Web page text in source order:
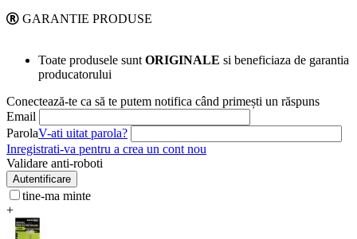
GARANTIE PRODUSE
Toate produsele sunt ORIGINALE si beneficiaza de garantia
producatorului
Conectează-te ca să te putem notifica când primești un răspuns
Email
ParolaV-ati uitat parola?
Inregistrati-va pentru a crea un cont nou
Validare anti-roboti
Autentificare
tine-ma minte
+